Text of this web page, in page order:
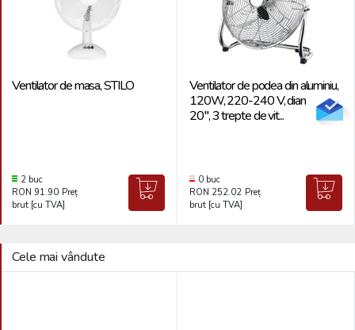
Ventilator de masa, STILO
2 buc
RON 91.90 Preț
brut [cu TVA]
Ventilator de podea din aluminiu,
120W, 220-240 V, diametru
20", 3 trepte de vit...
0 buc
RON 252.02 Preț
brut [cu TVA]
Cele mai vândute